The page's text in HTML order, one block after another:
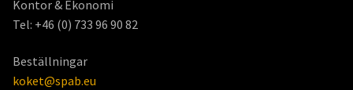
Kontor & Ekonomi
Tel: +46 (0) 733 96 90 82
Beställningar
koket@spab.eu